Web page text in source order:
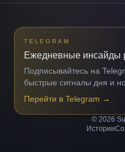
TELEGRAM
Ежедневные инсайды
Подписывайтесь на
быстрые сигналы дня и
Перейти в Telegram →
© 2026
Истории